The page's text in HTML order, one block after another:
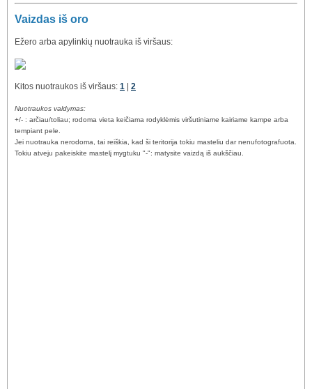
Vaizdas iš oro
Ežero arba apylinkių nuotrauka iš viršaus:
Kitos nuotraukos iš viršaus: 1 | 2
Nuotraukos valdymas:
+/- : arčiau/toliau; rodoma vieta keičiama rodyklėmis viršutiniame kairiame kampe arba
tempiant pele.
Jei nuotrauka nerodoma, tai reiškia, kad ši teritorija tokiu masteliu dar nenufotografuota.
Tokiu atveju pakeiskite mastelį mygtuku "-": matysite vaizdą iš aukščiau.